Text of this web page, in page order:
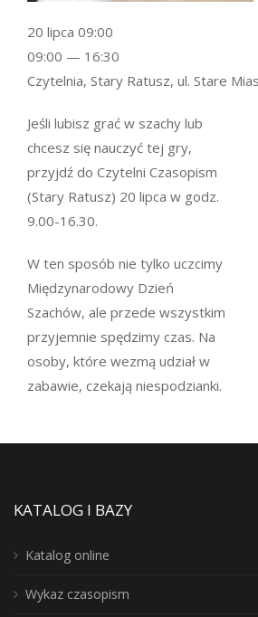
Jeśli lubisz grać w szachy lub
chcesz się nauczyć tej gry,
przyjdź do Czytelni Czasopism
(Stary Ratusz) 20 lipca w godz.
9.00-16.30.
W ten sposób nie tylko uczcimy
Międzynarodowy Dzień
Szachów, ale przede wszystkim
przyjemnie spędzimy czas. Na
osoby, które wezmą udział w
zabawie, czekają niespodzianki.
20 lipca 09:00
09:00 — 16:30
Czytelnia, Stary Ratusz, ul. Stare
KATALOG I BAZY
Katalog online
Wykaz czasopism